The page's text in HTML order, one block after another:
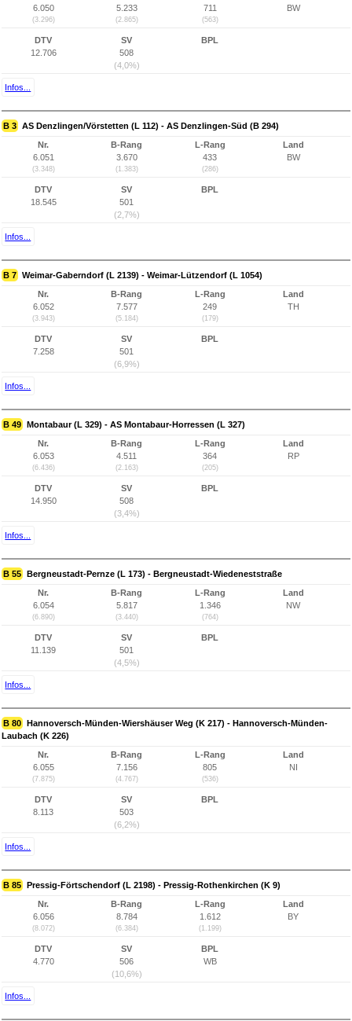
6.050
(3.296)
5.233
(2.865)
711
(563)
BW
DTV
12.706
SV
508
(4,0%)
BPL
Infos...
B 3 AS Denzlingen/Vörstetten (L 112) - AS Denzlingen-Süd (B 294)
Nr.
6.051
(3.348)
B-Rang
3.670
(1.383)
L-Rang
433
(286)
Land
BW
DTV
18.545
SV
501
(2,7%)
BPL
Infos...
B 7 Weimar-Gaberndorf (L 2139) - Weimar-Lützendorf (L 1054)
Nr.
6.052
(3.943)
B-Rang
7.577
(5.184)
L-Rang
249
(179)
Land
TH
DTV
7.258
SV
501
(6,9%)
BPL
Infos...
B 49 Montabaur (L 329) - AS Montabaur-Horressen (L 327)
Nr.
6.053
(6.436)
B-Rang
4.511
(2.163)
L-Rang
364
(205)
Land
RP
DTV
14.950
SV
508
(3,4%)
BPL
Infos...
B 55 Bergneustadt-Pernze (L 173) - Bergneustadt-Wiedeneststraße
Nr.
6.054
(6.890)
B-Rang
5.817
(3.440)
L-Rang
1.346
(764)
Land
NW
DTV
11.139
SV
501
(4,5%)
BPL
Infos...
B 80 Hannoversch-Münden-Wiershäuser Weg (K 217) - Hannoversch-Münden-
Laubach (K 226)
Nr.
6.055
(7.875)
B-Rang
7.156
(4.767)
L-Rang
805
(536)
Land
NI
DTV
8.113
SV
503
(6,2%)
BPL
Infos...
B 85 Pressig-Förtschendorf (L 2198) - Pressig-Rothenkirchen (K 9)
Nr.
6.056
(8.072)
B-Rang
8.784
(6.384)
L-Rang
1.612
(1.199)
Land
BY
DTV
4.770
SV
506
(10,6%)
BPL
WB
Infos...